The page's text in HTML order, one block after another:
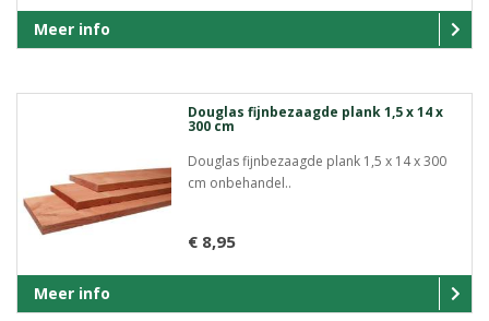
Meer info
Douglas fijnbezaagde plank 1,5 x 14 x
300 cm
Douglas fijnbezaagde plank 1,5 x 14 x 300
cm onbehandel..
€ 8,95
Meer info